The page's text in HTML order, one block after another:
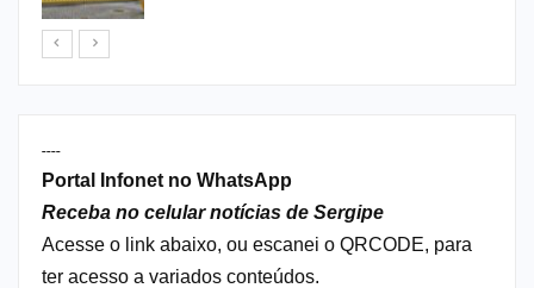
----
Portal Infonet no WhatsApp
Receba no celular notícias de Sergipe
Acesse o link abaixo, ou escanei o QRCODE, para
ter acesso a variados conteúdos.